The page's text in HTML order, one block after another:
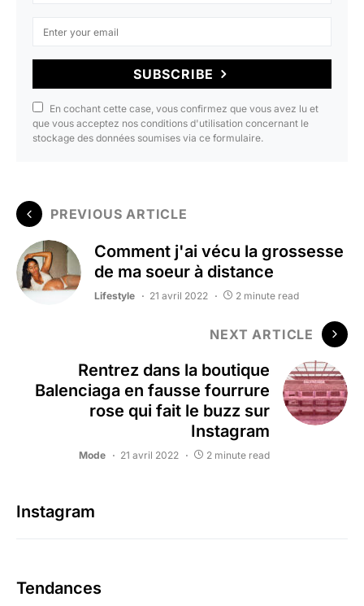
SUBSCRIBE
En cochant cette case, vous confirmez que vous avez lu et
que vous acceptez nos conditions d'utilisation concernant le
stockage des données soumises via ce formulaire.
PREVIOUS ARTICLE
Comment j'ai vécu la grossesse
de ma soeur à distance
Lifestyle 21 avril 2022 2 minute read
NEXT ARTICLE
Rentrez dans la boutique
Balenciaga en fausse fourrure
rose qui fait le buzz sur
Instagram
Mode 21 avril 2022 2 minute read
Instagram
Tendances